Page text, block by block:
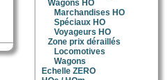
Wagons HO
Marchandises HO
Spéciaux HO
Voyageurs HO
Zone prix déraillés
Locomotives
Wagons
Echelle ZERO